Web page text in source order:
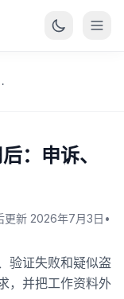
和资料备份顺序
：申诉、
更新 2026年7月3日 •
验证失败和疑似盗
，并把工作资料外